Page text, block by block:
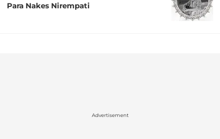
Para Nakes Nirempati
Advertisement